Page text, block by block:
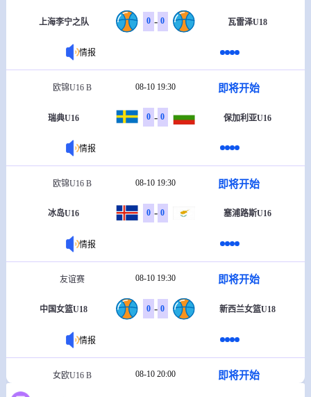
上海李宁之队 0 - 0 瓦雷泽U18
情报
欧锦U16 B 08-10 19:30 即将开始
瑞典U16 0 - 0 保加利亚U16
情报
欧锦U16 B 08-10 19:30 即将开始
冰岛U16 0 - 0 塞浦路斯U16
情报
友谊赛 08-10 19:30 即将开始
中国女篮U18 0 - 0 新西兰女篮U18
情报
女欧U16 B 08-10 20:00 即将开始